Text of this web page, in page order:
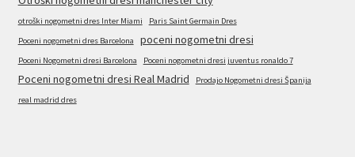
otroški nogometni dres Inter Miami
Paris Saint Germain Dres
Poceni nogometni dres Barcelona
poceni nogometni dresi
Poceni Nogometni dresi Barcelona Poceni nogometni dresi juventus ronaldo 7
Poceni nogometni dresi Real Madrid
Prodajo Nogometni dresi Španija
real madrid dres